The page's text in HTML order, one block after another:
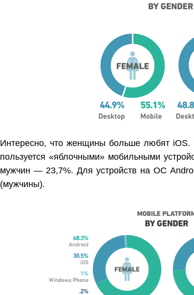
Интересно, что женщины больше любят iOS.
пользуется «яблочными» мобильными
мужчин — 23,7%. Для устройств на ОС
(мужчины).